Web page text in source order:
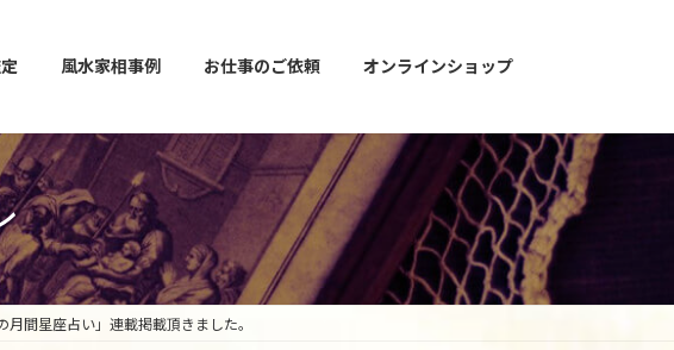
風水家相事例 お仕事のご依頼 オンラインショップ
間星座占い」連載掲載頂きました。